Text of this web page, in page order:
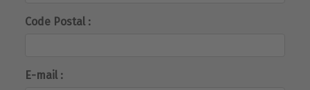
Code Postal :
E-mail :